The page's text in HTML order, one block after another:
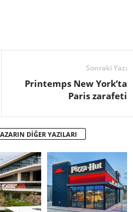
Sonraki Yazı
Printemps New York’ta
Paris zarafeti
DİĞER YAZILARI